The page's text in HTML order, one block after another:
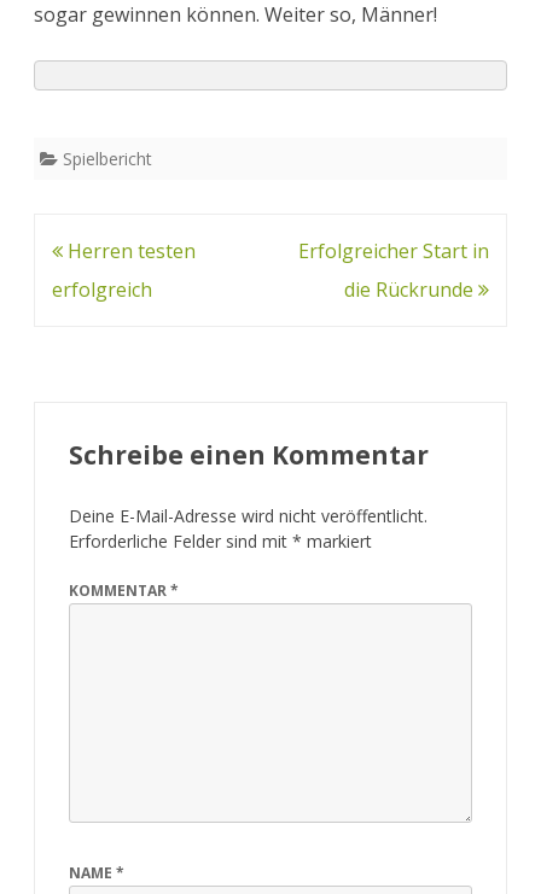
sogar gewinnen können. Weiter so, Männer!
Spielbericht
Beitrags-
Navigation
Herren testen
erfolgreich
Erfolgreicher Start in
die Rückrunde
Schreibe einen Kommentar
Deine E-Mail-Adresse wird nicht veröffentlicht.
Erforderliche Felder sind mit * markiert
KOMMENTAR*
NAME *